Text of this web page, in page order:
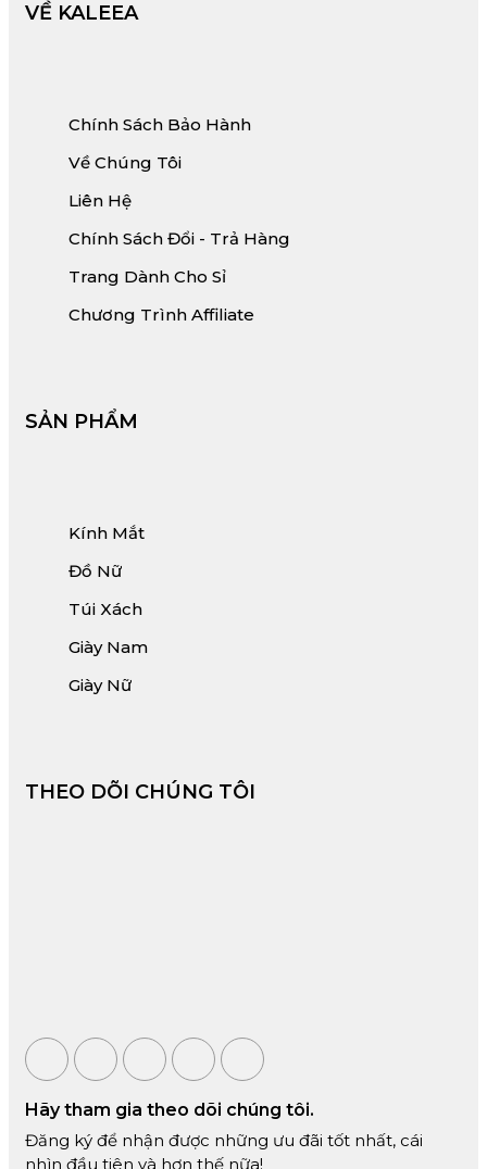
THEO DÕI CHÚNG TÔI
Hãy tham gia theo dõi chúng tôi.
Đăng ký để nhận được những ưu đãi tốt nhất, cái
nhìn đầu tiên và hơn thế nữa!
VỀ KALEEA
Chính Sách Bảo Hành
Về Chúng Tôi
Liên Hệ
Chính Sách Đổi - Trả Hàng
Trang Dành Cho Sỉ
Chương Trình Affiliate
SẢN PHẨM
Kính Mắt
Đồ Nữ
Túi Xách
Giày Nam
Giày Nữ